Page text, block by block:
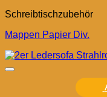
Schreibtischzubehör
Mappen Papier Div.